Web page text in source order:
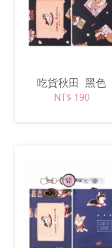
吃貨秋田 黑色
NT$ 190